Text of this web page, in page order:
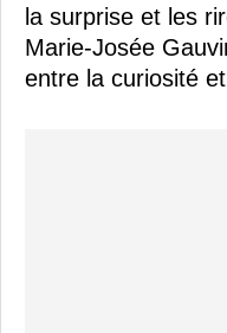
la surprise et les
Marie-Josée
entre la curiosité